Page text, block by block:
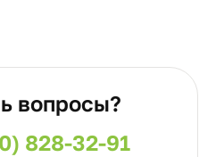
вопросы?
828-32-91